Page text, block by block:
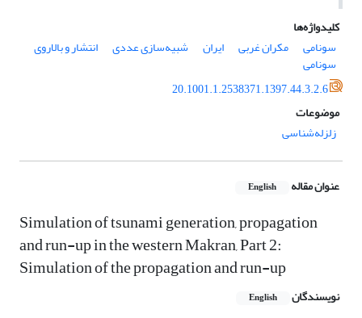
کلیدواژه‌ها
سونامی
مکران غربی ایران شبیه‌سازی عددی انتشار و بالاروی
سونامی
20.1001.1.2538371.1397.44.3.2.6
موضوعات
زلزله‌شناسی
عنوان مقاله English
Simulation of tsunami generation, propagation
and run-up in the western Makran, Part 2:
Simulation of the propagation and run-up
نویسندگان English